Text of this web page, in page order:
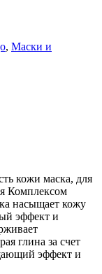
, Маски и
кожи маска, для
Комплексом
насыщает кожу
эффект и
глина за счет
эффект и